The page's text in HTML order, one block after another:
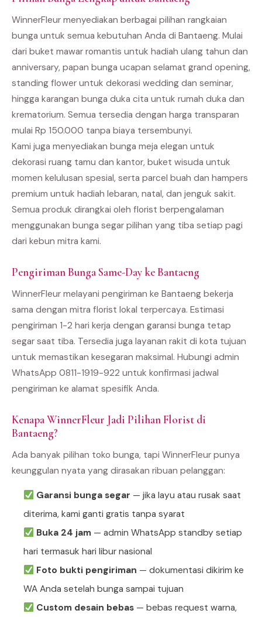
WinnerFleur menyediakan berbagai pilihan rangkaian
bunga untuk semua kebutuhan Anda di Bantaeng. Mulai
dari buket mawar romantis untuk hadiah ulang tahun dan
anniversary, papan bunga ucapan selamat grand opening,
standing flower untuk dekorasi wedding dan seminar,
hingga karangan bunga duka cita untuk rumah duka dan
krematorium. Semua tersedia dengan harga transparan
mulai Rp 150.000 tanpa biaya tersembunyi.
Kami juga menyediakan bunga meja elegan untuk
dekorasi ruang tamu dan kantor, buket wisuda untuk
momen kelulusan spesial, serta parcel buah dan hampers
premium untuk hadiah lebaran, natal, dan jenguk sakit.
Semua produk dirangkai oleh florist berpengalaman
menggunakan bunga segar pilihan yang tiba setiap pagi
dari kebun mitra kami.
Pengiriman Bunga Same-Day ke Bantaeng
WinnerFleur melayani pengiriman ke Bantaeng bekerja
sama dengan mitra florist lokal terpercaya. Estimasi
pengiriman 1-2 hari kerja dengan garansi bunga tetap
segar saat tiba. Tersedia juga layanan rakit di kota tujuan
untuk memastikan kesegaran maksimal. Hubungi admin
WhatsApp 0811-1919-922 untuk konfirmasi jadwal
pengiriman ke alamat spesifik Anda.
Kenapa WinnerFleur Jadi Pilihan Florist di
Bantaeng?
Ada banyak pilihan toko bunga, tapi WinnerFleur punya
keunggulan nyata yang dirasakan ribuan pelanggan:
Garansi bunga segar — jika layu atau rusak saat
diterima, kami ganti gratis tanpa syarat
Buka 24 jam— admin WhatsApp standby setiap
hari termasuk hari libur nasional
Foto bukti pengiriman — dokumentasi dikirim ke
WA Anda setelah bunga sampai tujuan
Custom desain bebas— bebas request warna,